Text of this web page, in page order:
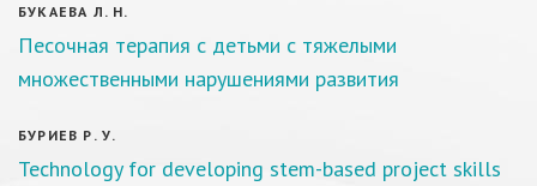
БУКАЕВА Л. Н.
Песочная терапия с детьми с тяжелыми
множественными нарушениями развития
БУРИЕВ Р. У.
Technology for developing stem-based project skills